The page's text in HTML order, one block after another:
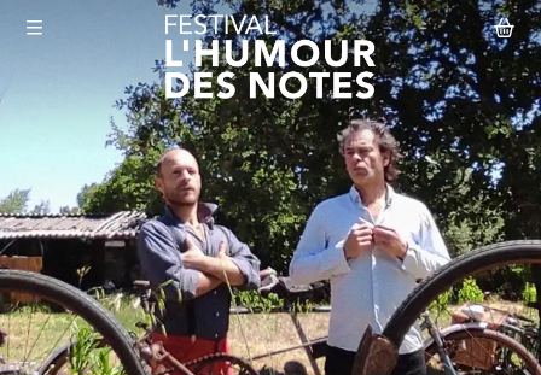
Aller au contenu principal
Le Festival
Abonnement
Agenda
Actualités
Infos pratiques